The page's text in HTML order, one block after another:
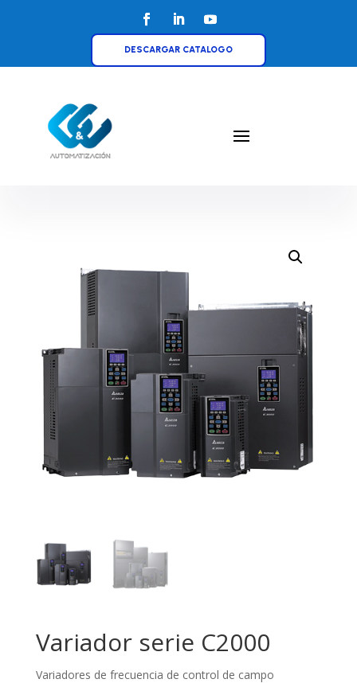
DESCARGAR CATALOGO
Variador serie C2000
Variadores de frecuencia de control de campo